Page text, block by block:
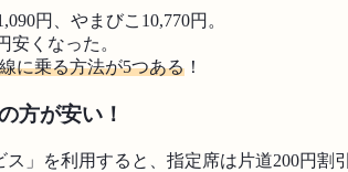
円、やまびこ10,770円。
安くなった。
に乗る方法が5つある ！
方が安い！
」を利用すると、指定席は片道200円割引